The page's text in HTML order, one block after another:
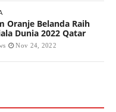
Oranje Belanda Raih
Dunia 2022 Qatar
Nov 24, 2022